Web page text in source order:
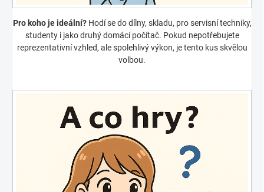
Pro koho je ideální?Hodí se do dílny, skladu, pro servisní techniky,
studenty i jako druhý domácí počítač. Pokud nepotřebujete
reprezentativní vzhled, ale spolehlivý výkon, je tento kus skvělou
volbou.